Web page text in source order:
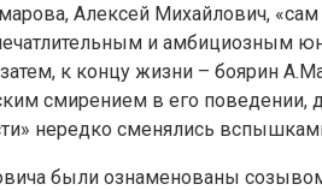
Алексей Михайлович,
и амбициозным
к концу жизни – боярин
смирением в его
нередко сменялись
были ознаменованы